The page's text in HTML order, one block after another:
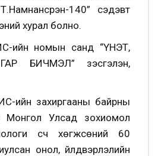
140” сэдэвт
хурал болно.
ийн номын санд “ҮНЭТ,
БИЧМЭЛ” үзэсгэлэн,
ийн захиргааны байрны
Монгол Улсад зохиомол
үүсч хөгжсөний 60
онол, үйлдвэрлэлийн